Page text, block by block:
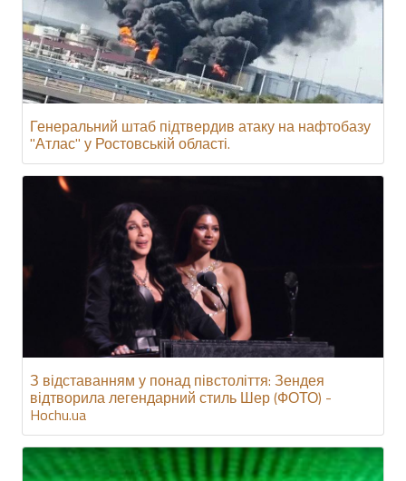
Генеральний штаб підтвердив атаку на нафтобазу
"Атлас" у Ростовській області.
З відставанням у понад півстоліття: Зендея
відтворила легендарний стиль Шер (ФОТО) -
Hochu.ua